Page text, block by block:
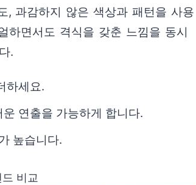
, 과감하지 않은 색상과 패턴을 사용
하면서도 격식을 갖춘 느낌을 동시
.
하세요.
연출을 가능하게 합니다.
높습니다.
비교